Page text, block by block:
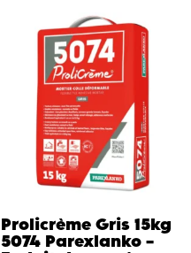
Prolicrème Gris 15kg
5074 Parexlanko –